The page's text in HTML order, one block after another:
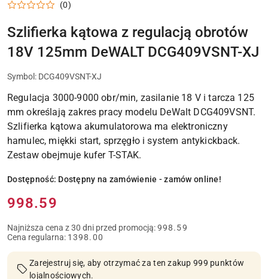
DO
DOMU
I
MONTAŻOWYCH
(0)
Szlifierka kątowa z regulacją obrotów
18V 125mm DeWALT DCG409VSNT-XJ
Symbol: DCG409VSNT-XJ
Regulacja 3000-9000 obr/min, zasilanie 18 V i tarcza 125
mm określają zakres pracy modelu DeWalt DCG409VSNT.
Szlifierka kątowa akumulatorowa ma elektroniczny
hamulec, miękki start, sprzęgło i system antykickback.
Zestaw obejmuje kufer T-STAK.
Dostępność: Dostępny na zamówienie - zamów online!
Cena:
998.59
Najniższa cena z 30 dni przed promocją:998.59
Cena regularna: 1398.00
Zarejestruj się, aby otrzymać za ten zakup 999 punktów
lojalnościowych.